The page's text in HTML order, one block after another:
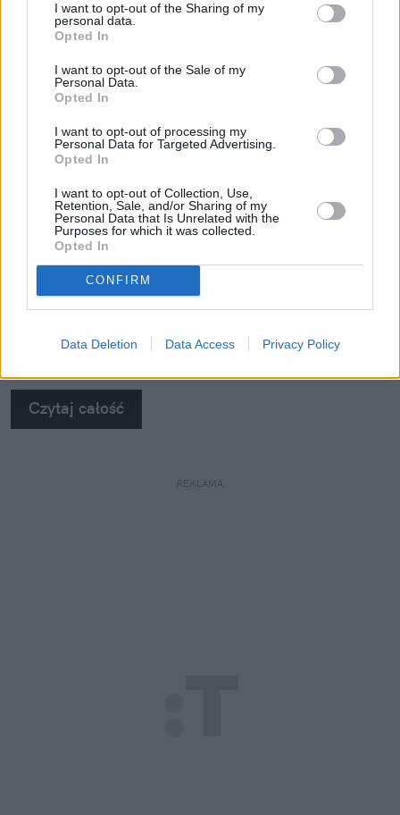
I want to opt-out of the Sharing of my
personal data.
Opted In
I want to opt-out of the Sale of my
Personal Data.
Opted In
I want to opt-out of processing my
Personal Data for Targeted Advertising.
Opted In
I want to opt-out of Collection, Use,
Retention, Sale, and/or Sharing of my
Personal Data that Is Unrelated with the
Purposes for which it was collected.
Opted In
CONFIRM
Data Deletion Data Access Privacy Policy
Justyna Kowalczyk murem za Igą
Świątek. Wystarczyło jej kilka słów o
Woydyłło
Kontrowersyjne słowa Ewy Woydyłło na temat Igi
Świątek i jej obecnej formy wywołały burzę.
Ostatecznie doszło nawet do usunięcia odcinka
podcastu, w którym wystąpiła. W obronie tenisistki
stanęła Justyna Kowalczyk, której wystarczyło
kilka słów, aby dać jasno do zrozumienia, co sądzi
psycholożka, która przeprosiła Świątek.
Czytaj całość
REKLAMA